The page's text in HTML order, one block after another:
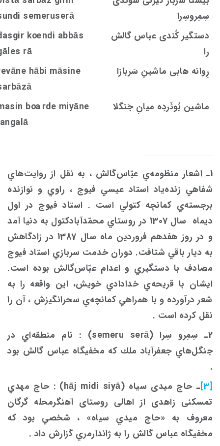
سِمِروسِرا
undi semeruserā
دستگیر کُندی عباس گالش
را
koendi abbās
s rā
رِوانه هابی ماشینِ سَربازا
hābi māsine
ماشین بُوئَردِه ميانِ جَنگلا
sin boarde miyāne
1ـ اشعار منظومه‌ي عبّاس‌گالش ،‌ به نقل از روايت‌هاي
شفاهي زنده‌ياد استاد عيسي فيوج ، راوي و نوازنده
برجسته‌ي كمانچه كتولي است . استاد فيوج در اول
ديماه سال 1307 در روستاي محمّدآبادكتول به دنيا آمد
و در روز هفدهم فروردين ماه سال 1387 در زادگاهش
به ديار باقي شتافت. دوران خدمت سربازي استاد فيوج
مصادف با دستگيري و اعدام عبّاس‌گالش بوده است.
ايشان با قريحه‌ي خدادادي خويش، اين واقعه را به
شعر درآورده و با همراهي كمانچه‌ي سحرانگيزش ، آن را
نقل كرده است .
2ـ سِمِرو سِرا (semeru serā) : نام منطقه‌اي در
جنگل‌هاي جعفرآباد ملك كه مخفيگاه عباس گالش بود
.
[3]
ـ حاج میدی سیاه (hāj midi siyā) : حاج مهدي
تمسکنی زاهدی از اهالی روستای آهنگرمحله گرگان
معروف به «حاج ميدي سياه» ، شخصي بود كه
مخفيگاه عباس گالش را به ژاندارمري گزارش داد .